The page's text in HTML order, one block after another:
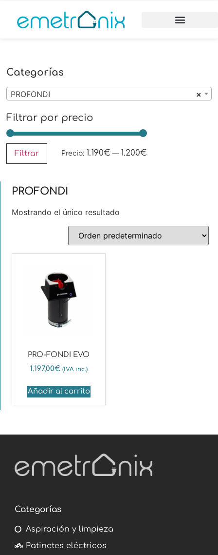
Categorías
×
PROFONDI
Filtrar por precio
Filtrar Precio: 1.190€ — 1.200€
PROFONDI
Mostrando el único resultado
PRO-FONDI EVO
1.197,00€ (IVA inc.)
Añadir al carrito
Categorías
Aspiración y limpieza
Patinetes eléctricos